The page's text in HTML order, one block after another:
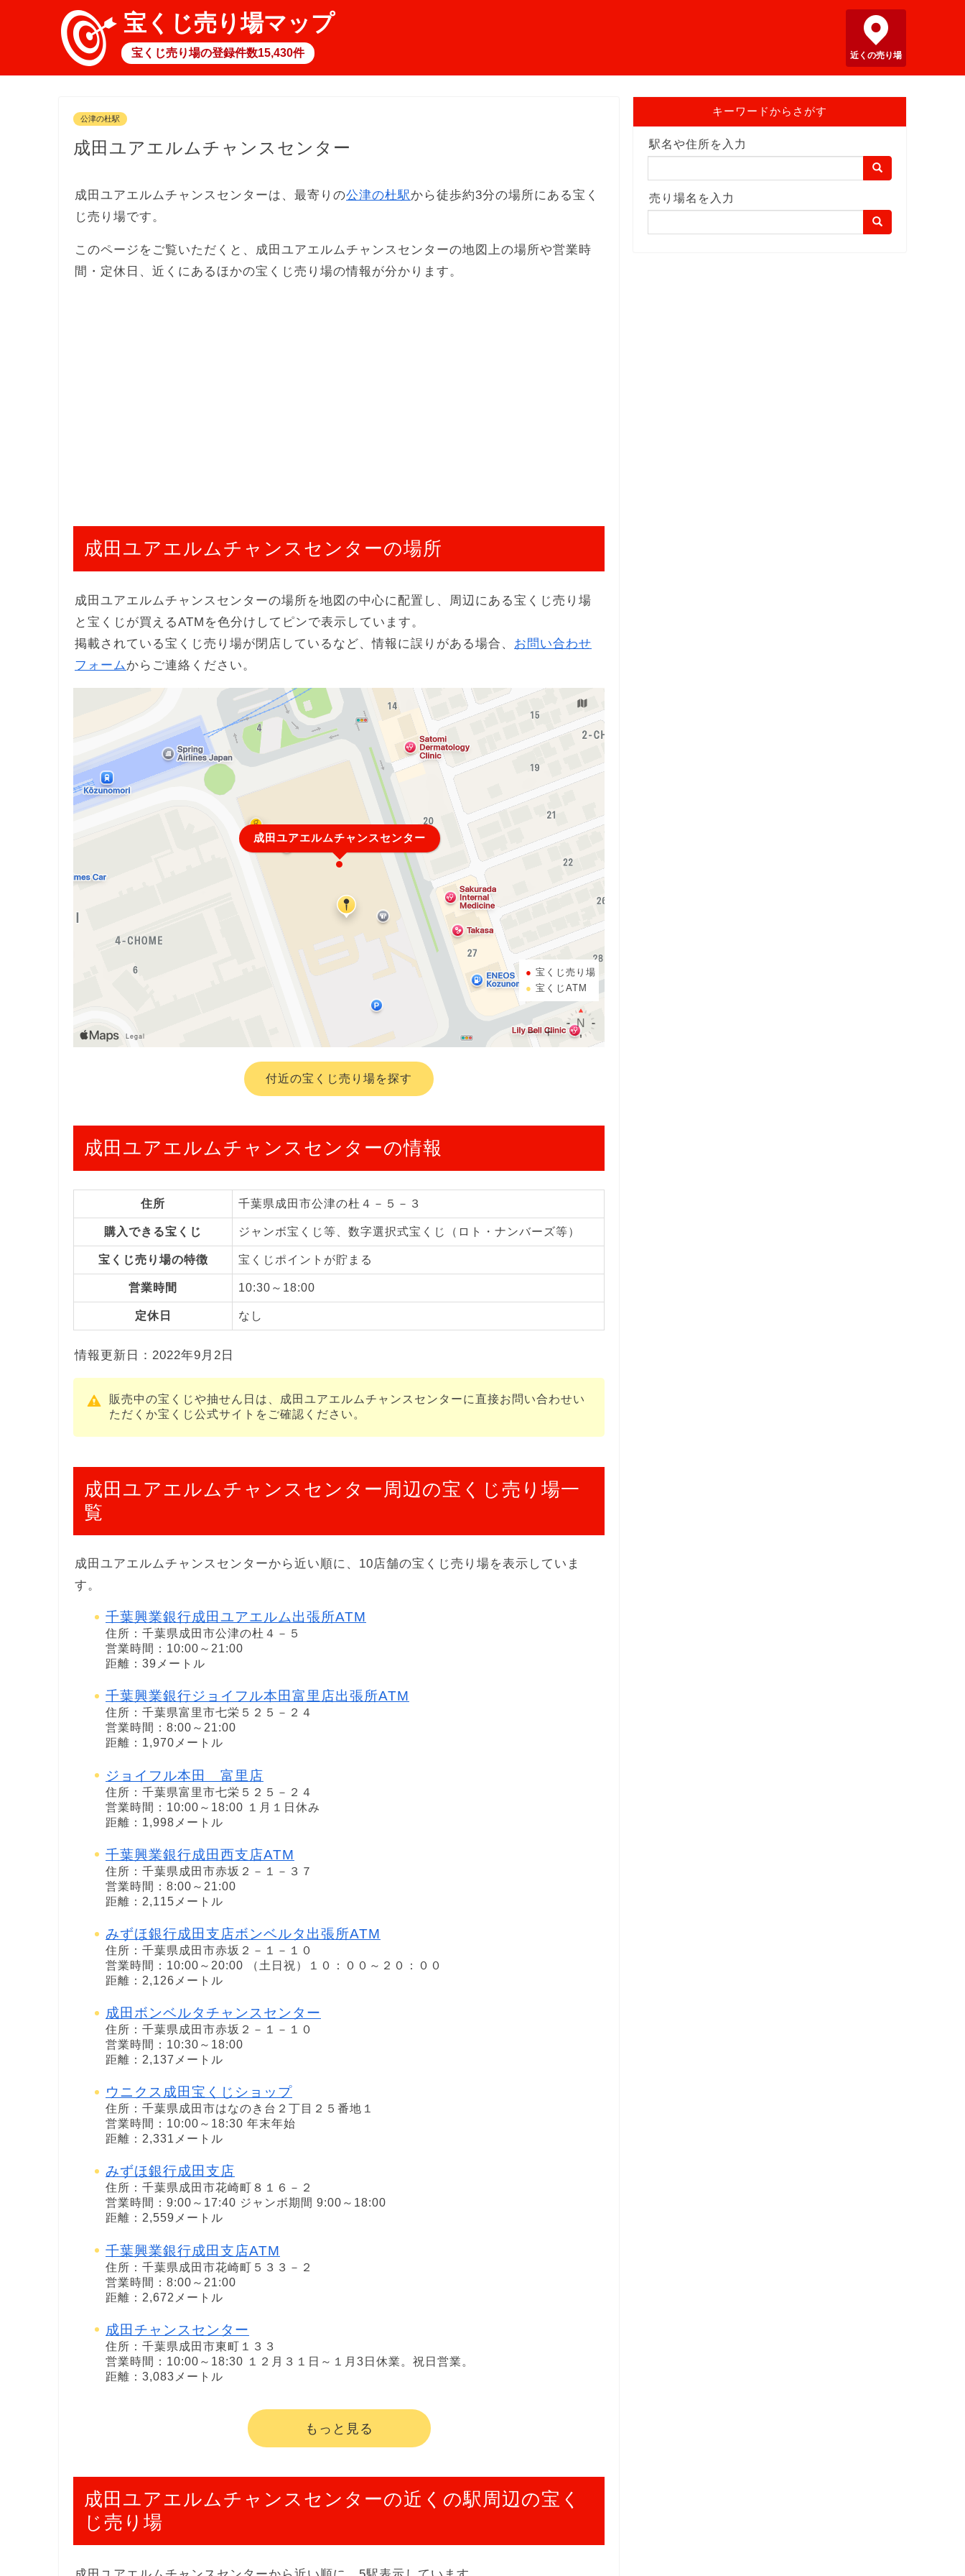
宝くじ売り場マップ
宝くじ売り場の登録件数15,430件 近くの売り場
公津の杜駅
成田ユアエルムチャンスセンター
成田ユアエルムチャンスセンターは、最寄りの公津の杜駅から徒歩約3分の場所にある宝く
じ売り場です。
このページをご覧いただくと、成田ユアエルムチャンスセンターの地図上の場所や営業時
間・定休日、近くにあるほかの宝くじ売り場の情報が分かります。
成田ユアエルムチャンスセンターの場所
成田ユアエルムチャンスセンターの場所を地図の中心に配置し、周辺にある宝くじ売り場
と宝くじが買えるATMを色分けしてピンで表示しています。
掲載されている宝くじ売り場が閉店しているなど、情報に誤りがある場合、 お問い合わせ
フォーム からご連絡ください。
成田ユアエルムチャンスセンター
宝くじ売り場
宝くじATM
付近の宝くじ売り場を探す
成田ユアエルムチャンスセンターの情報
住所 千葉県成田市公津の杜４－５－３
購入できる宝くじ ジャンボ宝くじ等、数字選択式宝くじ（ロト・ナンバーズ等）
宝くじ売り場の特徴 宝くじポイントが貯まる
営業時間 10:30～18:00
定休日 なし
情報更新日：2022年9月2日
販売中の宝くじや抽せん日は、成田ユアエルムチャンスセンターに直接お問い合わせい
ただくか宝くじ公式サイトをご確認ください。
成田ユアエルムチャンスセンター周辺の宝くじ売り場一
覧
成田ユアエルムチャンスセンターから近い順に、10店舗の宝くじ売り場を表示していま
す。
千葉興業銀行成田ユアエルム出張所ATM
住所：千葉県成田市公津の杜４－５
営業時間：10:00～21:00
距離：39メートル
千葉興業銀行ジョイフル本田富里店出張所ATM
住所：千葉県富里市七栄５２５－２４
営業時間：8:00～21:00
距離：1,970メートル
ジョイフル本田 富里店
住所：千葉県富里市七栄５２５－２４
営業時間：10:00～18:00 １月１日休み
距離：1,998メートル
千葉興業銀行成田西支店ATM
住所：千葉県成田市赤坂２－１－３７
営業時間：8:00～21:00
距離：2,115メートル
みずほ銀行成田支店ボンベルタ出張所ATM
住所：千葉県成田市赤坂２－１－１０
営業時間：10:00～20:00 （土日祝）１０：００～２０：００
距離：2,126メートル
成田ボンベルタチャンスセンター
住所：千葉県成田市赤坂２－１－１０
営業時間：10:30～18:00
距離：2,137メートル
ウニクス成田宝くじショップ
住所：千葉県成田市はなのき台２丁目２５番地１
営業時間：10:00～18:30 年末年始
距離：2,331メートル
みずほ銀行成田支店
住所：千葉県成田市花崎町８１６－２
営業時間：9:00～17:40 ジャンボ期間 9:00～18:00
距離：2,559メートル
千葉興業銀行成田支店ATM
住所：千葉県成田市花崎町５３３－２
営業時間：8:00～21:00
距離：2,672メートル
成田チャンスセンター
住所：千葉県成田市東町１３３
営業時間：10:00～18:30 １２月３１日～１月3日休業。祝日営業。
距離：3,083メートル
もっと見る
成田ユアエルムチャンスセンターの近くの駅周辺の宝く
じ売り場
キーワードからさがす
駅名や住所を入力
売り場名を入力